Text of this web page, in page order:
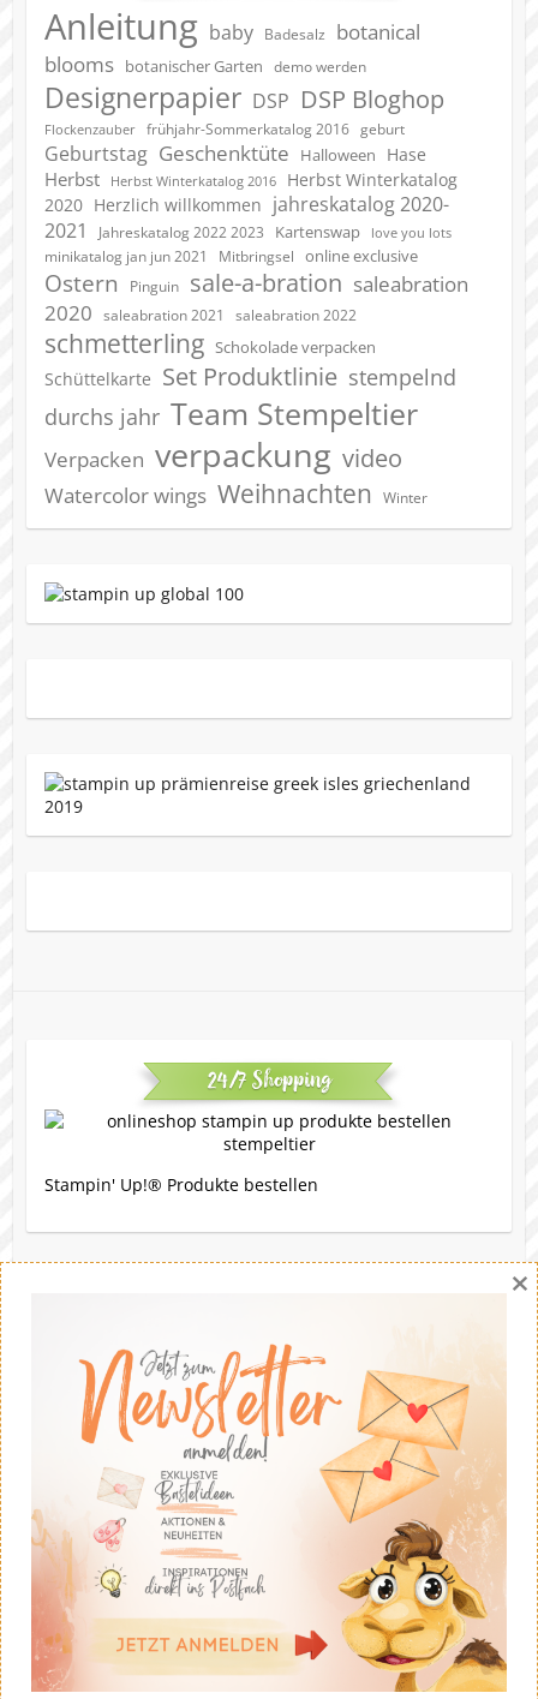
Anleitung baby Badesalz
botanical
blooms botanischer Garten demo werden
Designerpapier DSP DSP Bloghop
Flockenzauber frühjahr-Sommerkatalog 2016 geburt
Geburtstag Geschenktüte Halloween Hase
Herbst Herbst Winterkatalog 2016
Herbst Winterkatalog
2020 Herzlich willkommen jahreskatalog 2020-
2021
Jahreskatalog 2022 2023 Kartenswap love you lots
minikatalog jan jun 2021 Mitbringsel online exclusive
Ostern Pinguin sale-a-bration saleabration
2020
saleabration 2021 saleabration 2022
schmetterling Schokolade verpacken
Schüttelkarte Set Produktlinie stempelnd
durchs jahr Team Stempeltier
Verpacken verpackung video
Watercolor wings Weihnachten Winter
24/7 Shopping
Stampin' Up!® Produkte bestellen
Eine Bitte
Gerne darfst du meine Werke nachbasteln. Die Ideen
stammen - soweit nicht anders angegeben - von mir.
Wenn du meine Ideen auf deinem eigenen Blog
veröffentlichst solltest du fairerweise auf mich und
meinen Blog verweisen. Eine kommerzielle Nutzung ist
untersagt. Dankeschön!
×